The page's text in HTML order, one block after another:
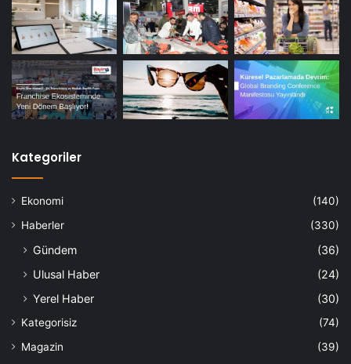
Kategoriler
Ekonomi
(140)
Haberler
(330)
Gündem
(36)
Ulusal Haber
(24)
Yerel Haber
(30)
Kategorisiz
(74)
Magazin
(39)